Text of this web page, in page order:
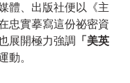
體、出版社便以《主
忠實摹寫這份祕密資
展開極力強調
「美英
動。